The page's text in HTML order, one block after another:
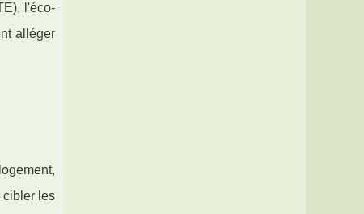
l'éco-
alléger
cibler les